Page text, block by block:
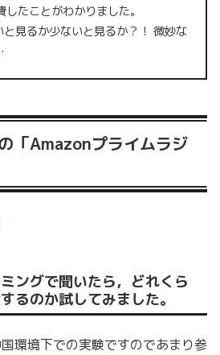
たことがわかりました。
と見るか少ないと見るか？！ 微妙な
「Amazonプライムラジ
ングで聞いたら，どれくら
るのか試してみました。
環境下での実験ですのであまり参